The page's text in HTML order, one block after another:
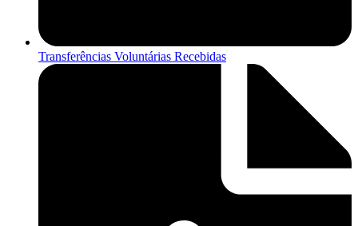
Transferências Voluntárias Recebidas